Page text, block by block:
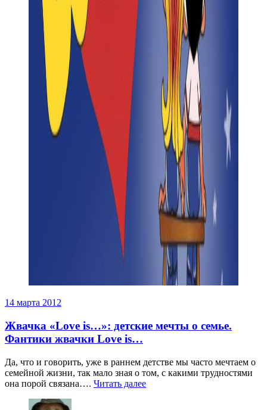
14 марта 2012
Жвачка «Love is…»: детские мечты о семье.
Фантики жвачки Love is…
Да, что и говорить, уже в раннем детстве мы часто мечтаем о
семейной жизни, так мало зная о том, с какими трудностями
она порой связана…. Читать далее